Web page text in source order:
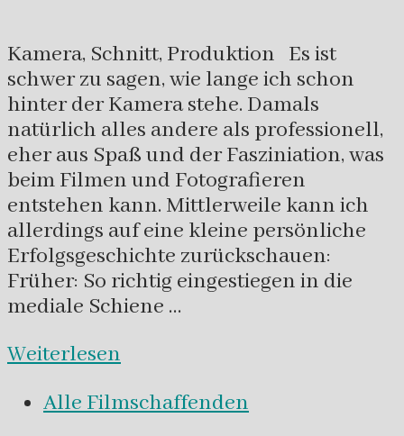
Kamera, Schnitt, Produktion Es ist
schwer zu sagen, wie lange ich schon
hinter der Kamera stehe. Damals
natürlich alles andere als professionell,
eher aus Spaß und der Fasziniation, was
beim Filmen und Fotografieren
entstehen kann. Mittlerweile kann ich
allerdings auf eine kleine persönliche
Erfolgsgeschichte zurückschauen:
Früher: So richtig eingestiegen in die
mediale Schiene …
Weiterlesen
Alle Filmschaffenden